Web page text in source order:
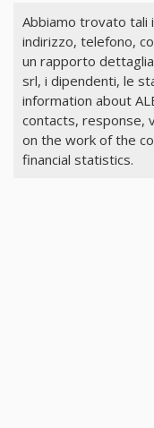
Abbiamo trovato tali
indirizzo, telefono,
un rapporto
srl, i dipendenti, le
information about
contacts, response,
on the work of the
financial statistics.